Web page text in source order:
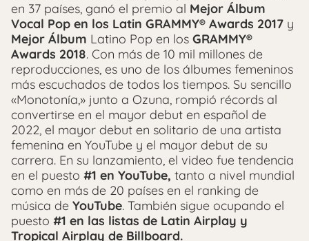
en 37 países, ganó el premio al Mejor Álbum
Vocal Pop en los Latin GRAMMY® Awards 2017 y
Mejor Álbum Latino Pop en los GRAMMY®
Awards 2018. Con más de 10 mil millones de
reproducciones, es uno de los álbumes femeninos
más escuchados de todos los tiempos. Su sencillo
«Monotonía,» junto a Ozuna, rompió récords al
convertirse en el mayor debut en español de
2022, el mayor debut en solitario de una artista
femenina en YouTube y el mayor debut de su
carrera. En su lanzamiento, el video fue tendencia
en el puesto #1 en YouTube, tanto a nivel mundial
como en más de 20 países en el ranking de
música de YouTube. También sigue ocupando el
puesto #1 en las listas de Latin Airplay y
Tropical Airplay de Billboard.